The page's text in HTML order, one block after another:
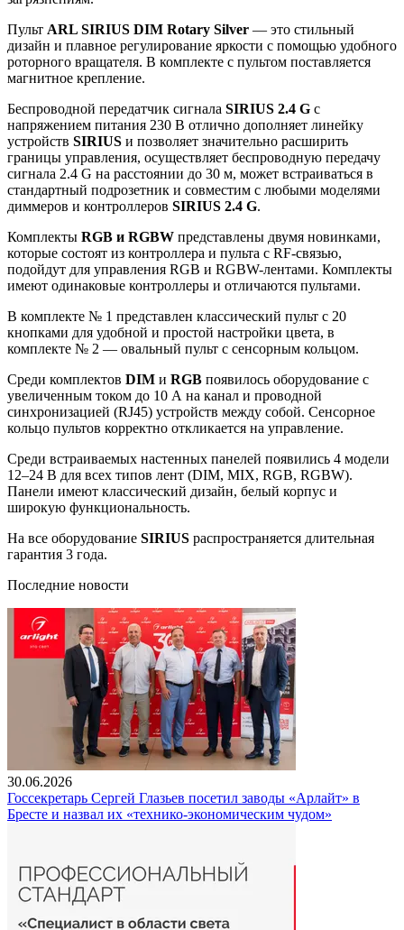
Пульт ARL SIRIUS DIM Rotary Silver — это стильный
дизайн и плавное регулирование яркости с помощью удобного
роторного вращателя. В комплекте с пультом поставляется
магнитное крепление.
Беспроводной передатчик сигнала SIRIUS 2.4 G с
напряжением питания 230 В отлично дополняет линейку
устройств SIRIUS и позволяет значительно расширить
границы управления, осуществляет беспроводную передачу
сигнала 2.4 G на расстоянии до 30 м, может встраиваться в
стандартный подрозетник и совместим с любыми моделями
диммеров и контроллеров SIRIUS 2.4 G.
Комплекты RGB и RGBW представлены двумя новинками,
которые состоят из контроллера и пульта с RF-связью,
подойдут для управления RGB и RGBW-лентами. Комплекты
имеют одинаковые контроллеры и отличаются пультами.
В комплекте № 1 представлен классический пульт с 20
кнопками для удобной и простой настройки цвета, в
комплекте № 2 — овальный пульт с сенсорным кольцом.
Среди комплектов DIM и RGB появилось оборудование с
увеличенным током до 10 А на канал и проводной
синхронизацией (RJ45) устройств между собой. Сенсорное
кольцо пультов корректно откликается на управление.
Среди встраиваемых настенных панелей появились 4 модели
12–24 В для всех типов лент (DIM, MIX, RGB, RGBW).
Панели имеют классический дизайн, белый корпус и
широкую функциональность.
На все оборудование SIRIUS распространяется длительная
гарантия 3 года.
Последние новости
30.06.2026
Госсекретарь Сергей Глазьев посетил заводы «Арлайт» в
Бресте и назвал их «технико-экономическим чудом»